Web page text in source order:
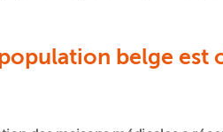
belge est